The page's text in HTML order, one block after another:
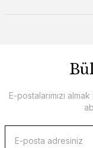
E-postalarımızı